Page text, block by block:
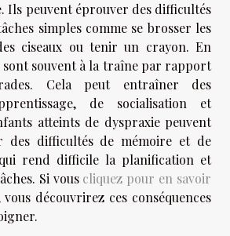
Ils peuvent éprouver des difficultés
simples comme se brosser les
ciseaux ou tenir un crayon. En
sont souvent à la traîne par rapport
Cela peut entraîner des
de socialisation et
atteints de dyspraxie peuvent
des difficultés de mémoire et de
rend difficile la planification et
Si vous cliquez pour en savoir
découvrirez ces conséquences